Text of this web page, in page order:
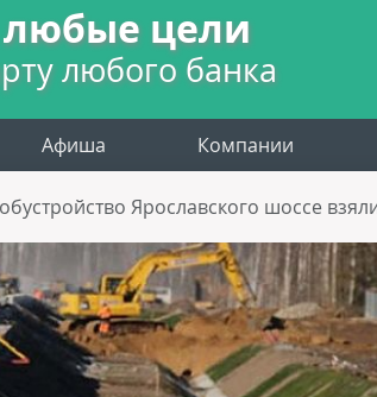
любые цели
любого банка
Афиша Компании
Ярославского шоссе